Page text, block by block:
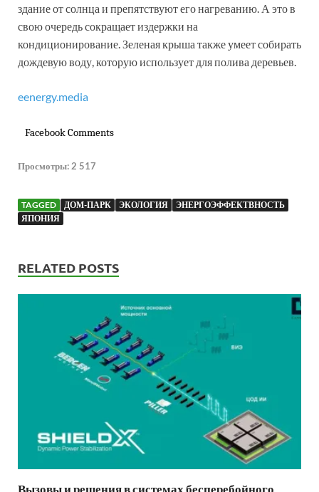
здание от солнца и препятствуют его нагреванию. А это в
свою очередь сокращает издержки на
кондиционирование. Зеленая крыша также умеет собирать
дождевую воду, которую использует для полива деревьев.
eenergy.media
Facebook Comments
Просмотры: 2 517
TAGGED ДОМ-ПАРК ЭКОЛОГИЯ
ЭНЕРГОЭФФЕКТВНОСТЬ
ЯПОНИЯ
RELATED POSTS
Вызовы и решения в системах бесперебойного